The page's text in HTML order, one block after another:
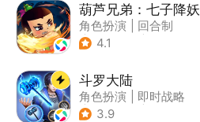
葫芦兄弟：七子降妖
角色扮演
回合制
| 动漫改编
4.1
斗罗大陆
角色扮演
即时战略
| 小说改编
3.9